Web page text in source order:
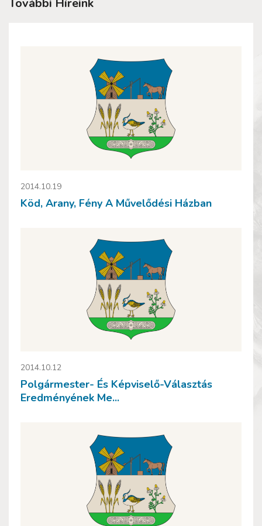
További Híreink
2014.10.19
Köd, Arany, Fény A Művelődési Házban
2014.10.12
Polgármester- És Képviselő-Választás
Eredményének Me...